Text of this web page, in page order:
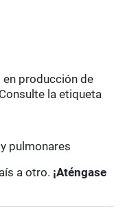
producción de
la etiqueta
pulmonares
a otro. ¡Aténgase